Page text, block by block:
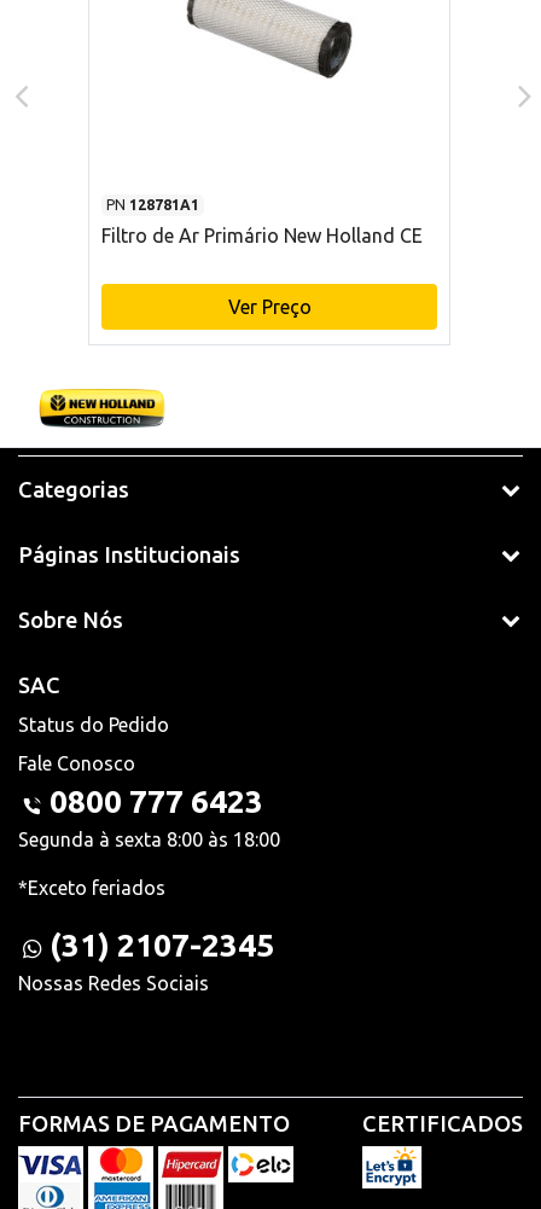
PN 128781A1
Filtro de Ar Primário New Holland CE
Ver Preço
Categorias
Páginas Institucionais
Sobre Nós
SAC
Status do Pedido
Fale Conosco
0800 777 6423
Segunda à sexta 8:00 às 18:00
*Exceto feriados
(31) 2107-2345
Nossas Redes Sociais
FORMAS DE PAGAMENTO CERTIFICADOS